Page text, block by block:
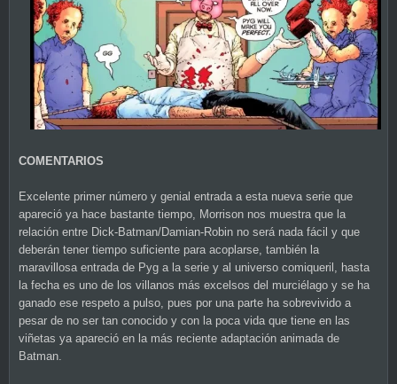
COMENTARIOS
Excelente primer número y genial entrada a esta nueva serie que
apareció ya hace bastante tiempo, Morrison nos muestra que la
relación entre Dick-Batman/Damian-Robin no será nada fácil y que
deberán tener tiempo suficiente para acoplarse, también la
maravillosa entrada de Pyg a la serie y al universo comiqueril, hasta
la fecha es uno de los villanos más excelsos del murciélago y se ha
ganado ese respeto a pulso, pues por una parte ha sobrevivido a
pesar de no ser tan conocido y con la poca vida que tiene en las
viñetas ya apareció en la más reciente adaptación animada de
Batman.